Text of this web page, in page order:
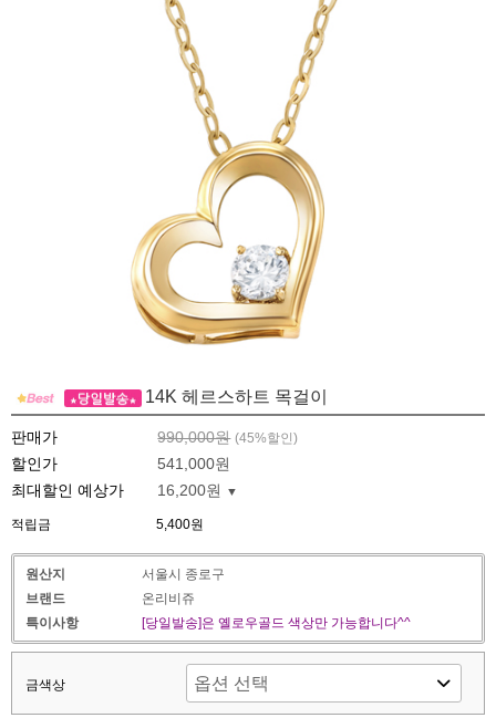
14K 헤르스하트 목걸이
판매가 990,000원 (45%할인)
할인가
541,000원
최대할인 예상가
16,200원
적립금 5,400원
원산지
서울시 종로구
브랜드
온리비쥬
특이사항
[당일발송]은 옐로우골드 색상만 가능합니다^^
금색상